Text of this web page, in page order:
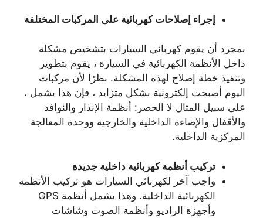
إجراء إصلاحات كهربائية على المركبات المختلفة
بمجرد أن يقوم كهربائي السيارات بتشخيص مشكلة
داخل الأنظمة الكهربائية في السيارة ، يقوم بتطوير
وتنفيذ خطة إصلاح لهذه المشكلة. نظرًا لأن مركبات
اليوم أصبحت إلكترونية بشكل متزايد ، فإن هذا يشمل ،
على سبيل المثال لا الحصر: أنظمة الإنذار والنوافذ
والأقفال والإضاءة الداخلية والخارجية ووحدة المعالجة
المركزية الداخلية.
تركيب أنظمة كهربائية داخلية جديدة
واجب آخر لكهربائي السيارات هو تركيب الأنظمة
الكهربائية الداخلية. وهذا يشمل أنظمة GPS
وأجهزة الراديو وأنظمة الصوت وشاشات